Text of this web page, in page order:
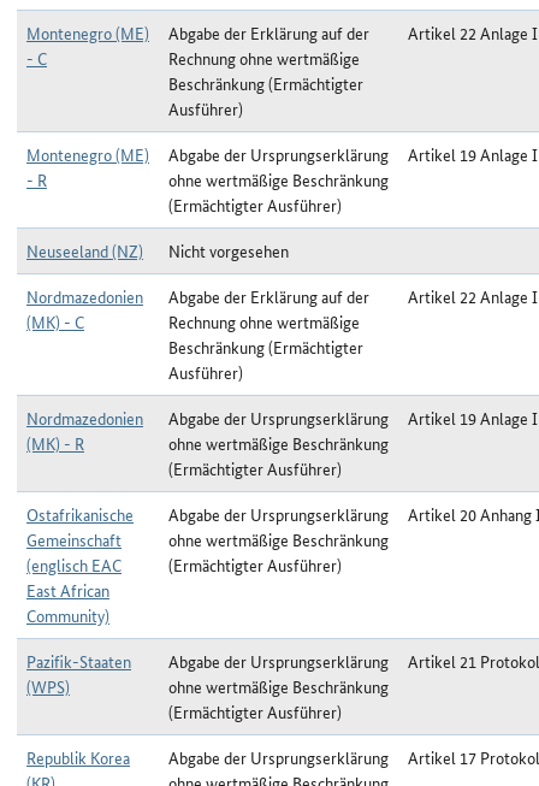
Montenegro (ME)
- C
Abgabe der Erklärung auf der
Rechnung ohne wertmäßige
Beschränkung (Ermächtigter
Ausführer)
Artikel 22 Anlage I
Montenegro (ME)
- R
Abgabe der Ursprungserklärung
ohne wertmäßige Beschränkung
(Ermächtigter Ausführer)
Artikel 19 Anlage I
Neuseeland (NZ)
Nicht vorgesehen
Nordmazedonien
(MK) - C
Abgabe der Erklärung auf der
Rechnung ohne wertmäßige
Beschränkung (Ermächtigter
Ausführer)
Artikel 22 Anlage I
Nordmazedonien
(MK) - R
Abgabe der Ursprungserklärung
ohne wertmäßige Beschränkung
(Ermächtigter Ausführer)
Artikel 19 Anlage I
Ostafrikanische
Gemeinschaft
(englisch EAC
East African
Community)
Abgabe der Ursprungserklärung
ohne wertmäßige Beschränkung
(Ermächtigter Ausführer)
Artikel 20 Anhang
Pazifik-Staaten
(WPS)
Abgabe der Ursprungserklärung
ohne wertmäßige Beschränkung
(Ermächtigter Ausführer)
Artikel 21
Republik Korea
Abgabe der Ursprungserklärung
Artikel 17